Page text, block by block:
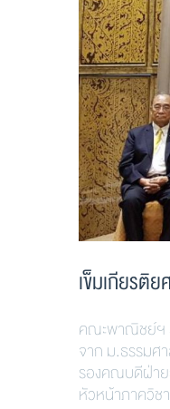
เข็มเกียรติ
คณะพาณิชย์ฯ ร่
จาก ม.ธรรมศ
รองคณบดีฝ่าย
หัวหน้าภาควิช